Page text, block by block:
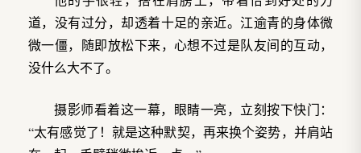
道，没有过分，却透着十足的亲近。江逾青的身体微
微一僵，随即放松下来，心想不过是队友间的互动，
没什么大不了。
摄影师看着这一幕，眼睛一亮，立刻按下快门：
“太有感觉了！就是这种默契，再来换个姿势，并肩站